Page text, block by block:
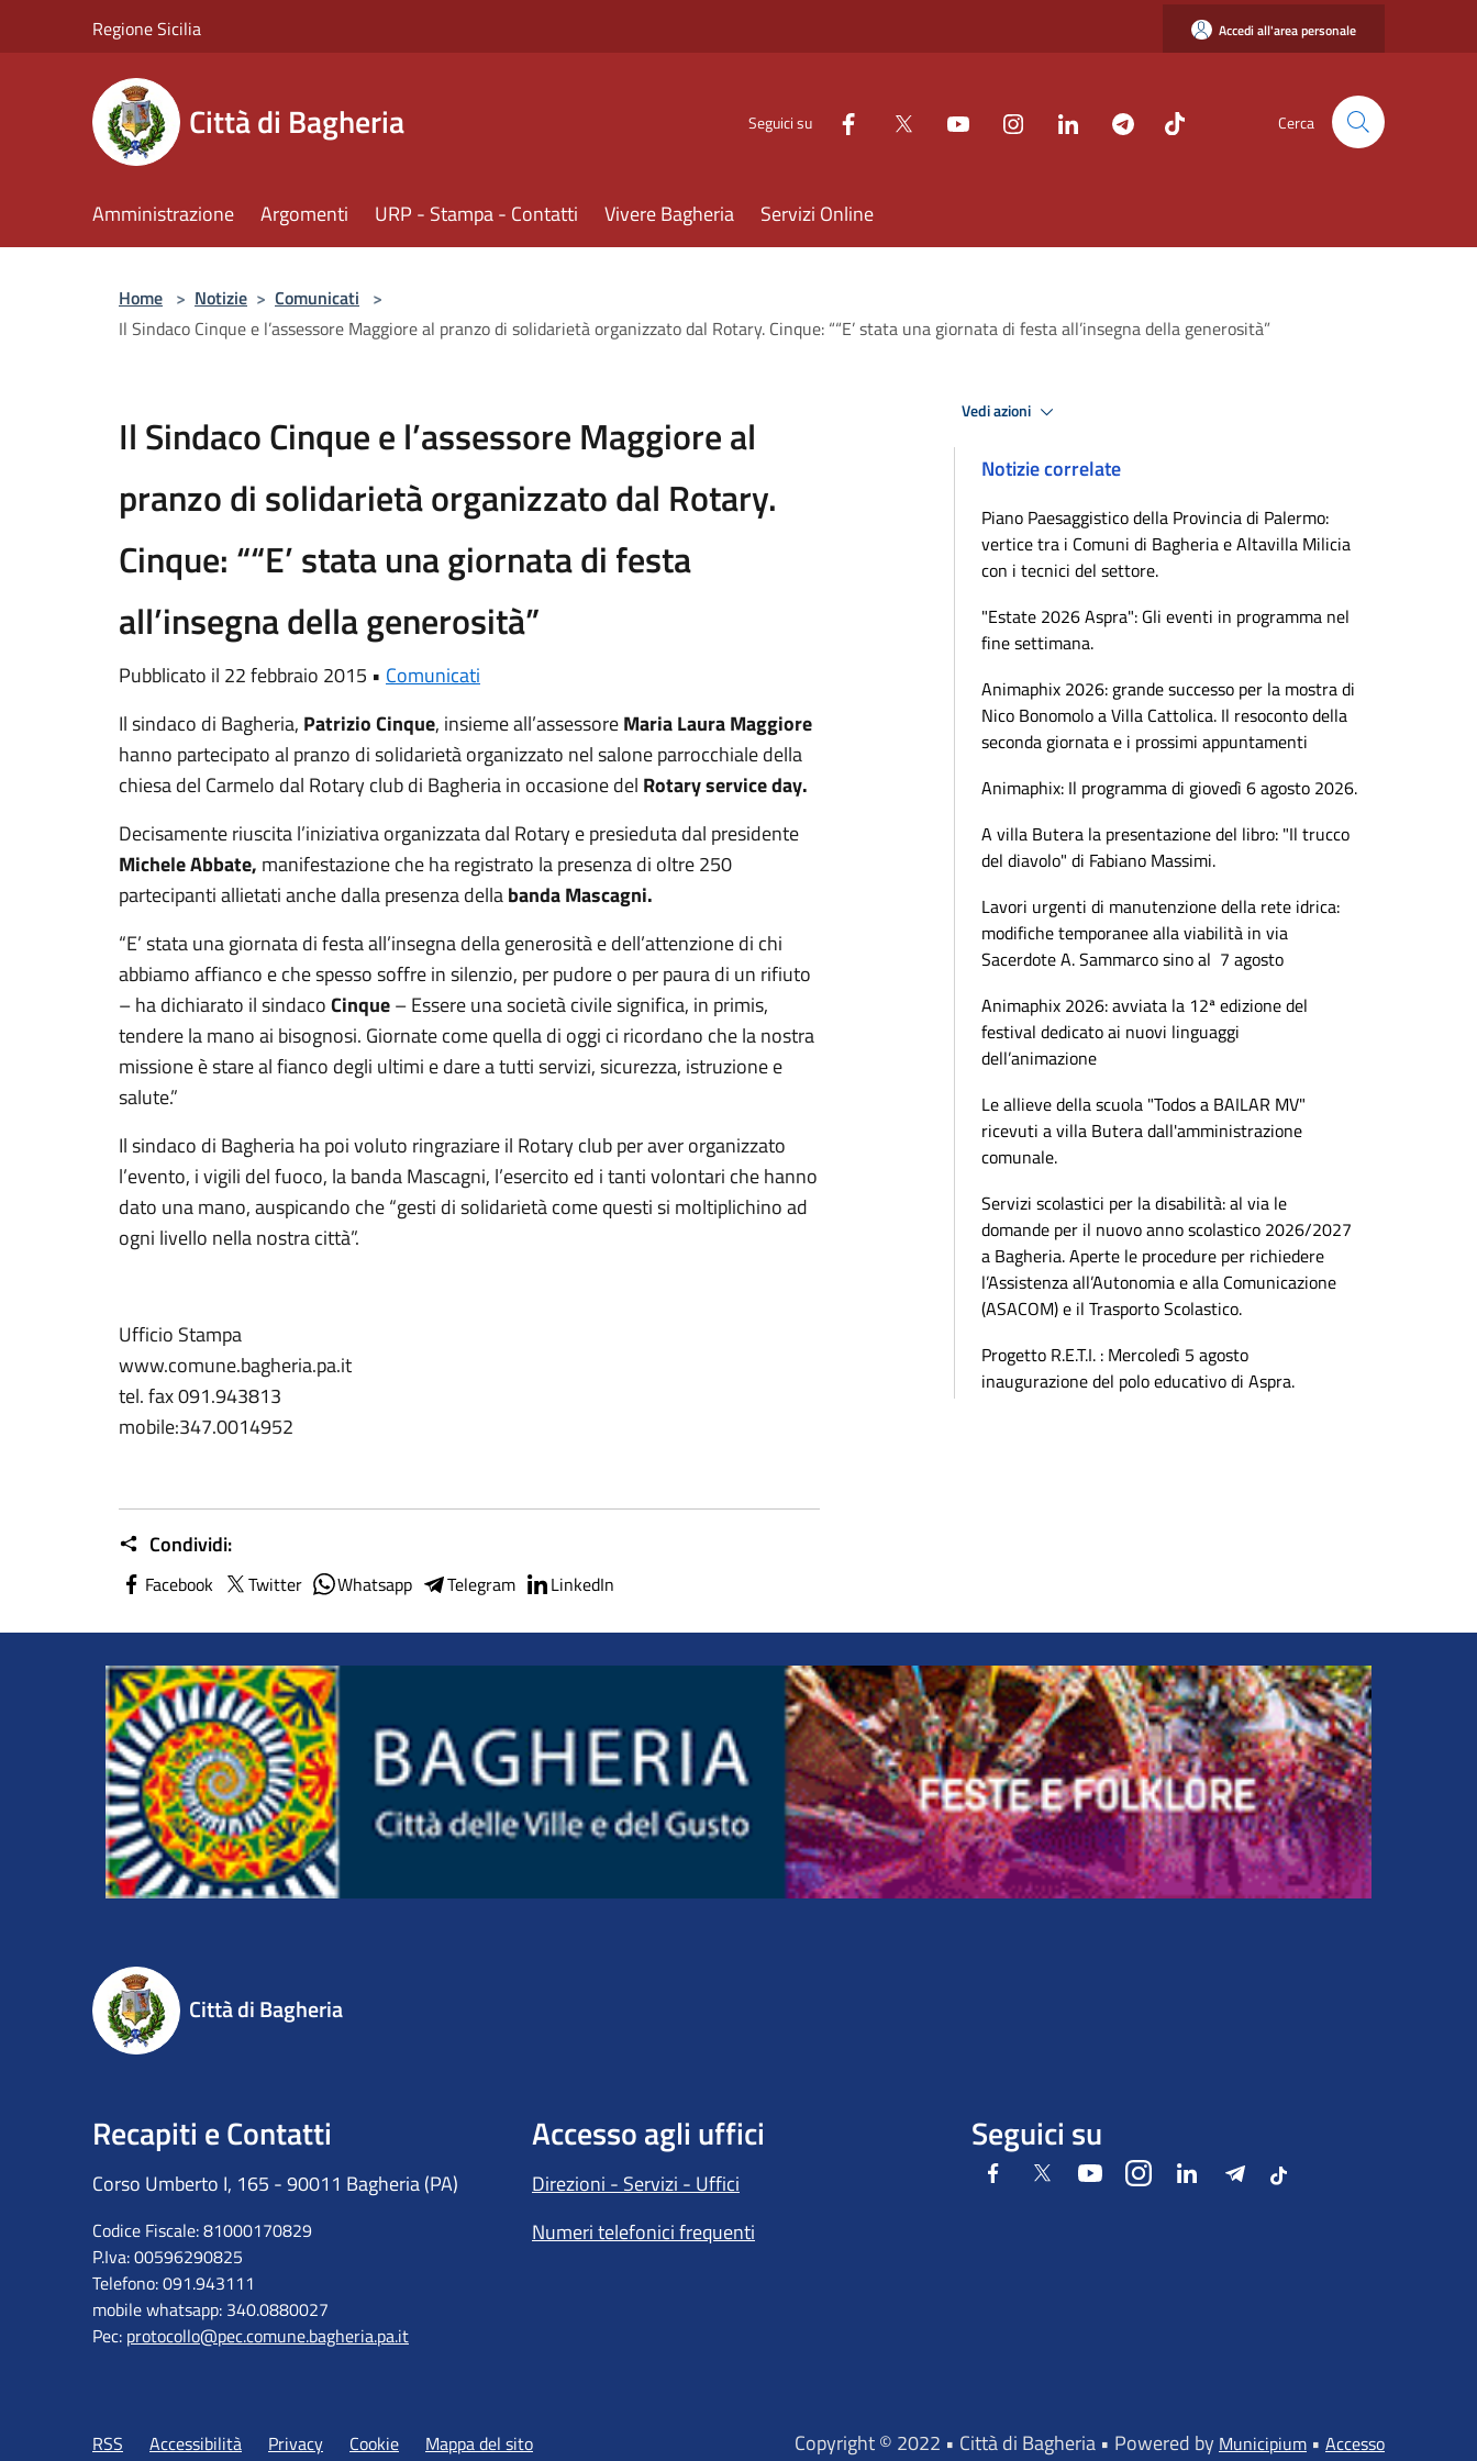
Regione Sicilia Accedi all'area personale
Città di Bagheria Seguici su Cerca
Amministrazione Argomenti URP - Stampa - Contatti Vivere Bagheria Servizi Online
Home > Notizie > Comunicati >
Il Sindaco Cinque e l’assessore Maggiore al pranzo di solidarietà organizzato dal Rotary. Cinque: ““E’ stata una giornata di festa all’insegna della generosità”
Il Sindaco Cinque e l’assessore Maggiore al
pranzo di solidarietà organizzato dal Rotary.
Cinque: ““E’ stata una giornata di festa
all’insegna della generosità”
Pubblicato il 22 febbraio 2015 • Comunicati
Il sindaco di Bagheria, Patrizio Cinque, insieme all’assessoreMaria Laura Maggiore
hanno partecipato al pranzo di solidarietà organizzato nel salone parrocchiale della
chiesa del Carmelo dal Rotary club di Bagheria in occasione del Rotary service day.
Decisamente riuscita l’iniziativa organizzata dal Rotary e presieduta dal presidente
Michele Abbate, manifestazione che ha registrato la presenza di oltre 250
partecipanti allietati anche dalla presenza dellabanda Mascagni.
“E’ stata una giornata di festa all’insegna della generosità e dell’attenzione di chi
abbiamo affianco e che spesso soffre in silenzio, per pudore o per paura di un rifiuto
– ha dichiarato il sindacoCinque– Essere una società civile significa, in primis,
tendere la mano ai bisognosi. Giornate come quella di oggi ci ricordano che la nostra
missione è stare al fianco degli ultimi e dare a tutti servizi, sicurezza, istruzione e
salute.”
Il sindaco di Bagheria ha poi voluto ringraziare il Rotary club per aver organizzato
l’evento, i vigili del fuoco, la banda Mascagni, l’esercito ed i tanti volontari che hanno
dato una mano, auspicando che “gesti di solidarietà come questi si moltiplichino ad
ogni livello nella nostra città”.
Ufficio Stampa
www.comune.bagheria.pa.it
tel. fax 091.943813
mobile:347.0014952
Condividi:
Facebook Twitter Whatsapp Telegram LinkedIn
Vedi azioni
Notizie correlate
Piano Paesaggistico della Provincia di Palermo:
vertice tra i Comuni di Bagheria e Altavilla Milicia
con i tecnici del settore.
"Estate 2026 Aspra": Gli eventi in programma nel
fine settimana.
Animaphix 2026: grande successo per la mostra di
Nico Bonomolo a Villa Cattolica. Il resoconto della
seconda giornata e i prossimi appuntamenti
Animaphix: Il programma di giovedì 6 agosto 2026.
A villa Butera la presentazione del libro: "Il trucco
del diavolo" di Fabiano Massimi.
Lavori urgenti di manutenzione della rete idrica:
modifiche temporanee alla viabilità in via
Sacerdote A. Sammarco sino al 7 agosto
Animaphix 2026: avviata la 12ª edizione del
festival dedicato ai nuovi linguaggi
dell’animazione
Le allieve della scuola "Todos a BAILAR MV"
ricevuti a villa Butera dall'amministrazione
comunale.
Servizi scolastici per la disabilità: al via le
domande per il nuovo anno scolastico 2026/2027
a Bagheria. Aperte le procedure per richiedere
l’Assistenza all’Autonomia e alla Comunicazione
(ASACOM) e il Trasporto Scolastico.
Progetto R.E.T.I. : Mercoledì 5 agosto
inaugurazione del polo educativo di Aspra.
Città di Bagheria
Recapiti e Contatti
Corso Umberto I, 165 - 90011 Bagheria (PA)
Codice Fiscale: 81000170829
P.Iva: 00596290825
Telefono: 091.943111
mobile whatsapp: 340.0880027
Pec: protocollo@pec.comune.bagheria.pa.it
Accesso agli uffici
Direzioni - Servizi - Uffici
Numeri telefonici frequenti
Seguici su
FacebookTwitter YoutubeInstagramLinkedIn Telegram
Tiktok
RSS Accessibilità Privacy Cookie Mappa del sito Copyright © 2022 • Città di Bagheria • Powered by Municipium • Accesso